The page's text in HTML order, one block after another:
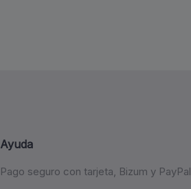
Ayuda
Pago seguro con tarjeta, Bizum y PayPal